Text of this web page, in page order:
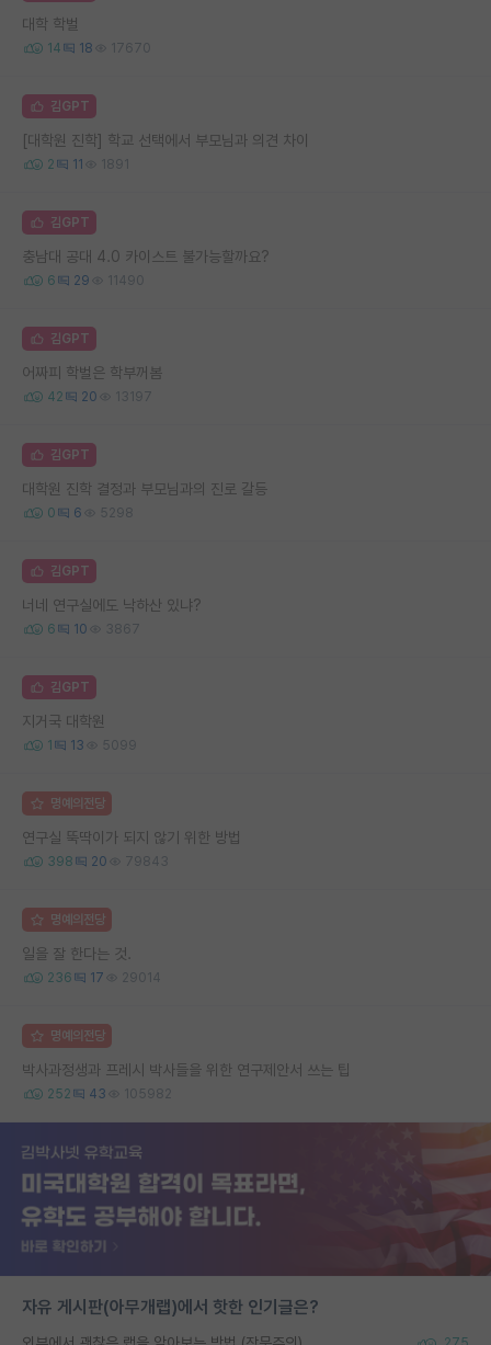
대학 학벌
14 18 17670
김GPT
[대학원 진학] 학교 선택에서 부모님과 의견 차이
2 11 1891
김GPT
충남대 공대 4.0 카이스트 불가능할까요?
6 29 11490
김GPT
어짜피 학벌은 학부꺼봄
42 20 13197
김GPT
대학원 진학 결정과 부모님과의 진로 갈등
0 6 5298
김GPT
너네 연구실에도 낙하산 있냐?
6 10 3867
김GPT
지거국 대학원
1 13 5099
명예의전당
연구실 뚝딱이가 되지 않기 위한 방법
398 20 79843
명예의전당
일을 잘 한다는 것.
236 17 29014
명예의전당
박사과정생과 프레시 박사들을 위한 연구제안서 쓰는 팁
252 43 105982
자유 게시판(아무개랩)에서 핫한 인기글은?